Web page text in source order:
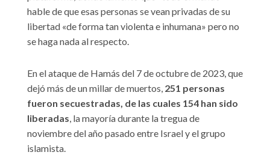
hable de que esas personas se vean privadas de su
libertad «de forma tan violenta e inhumana» pero no
se haga nada al respecto.
En el ataque de Hamás del 7 de octubre de 2023, que
dejó más de un millar de muertos, 251 personas
fueron secuestradas, de las cuales 154 han sido
liberadas, la mayoría durante la tregua de
noviembre del año pasado entre Israel y el grupo
islamista.